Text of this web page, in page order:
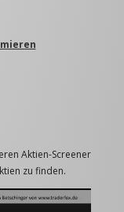
Aktien-Screener
zu finden.